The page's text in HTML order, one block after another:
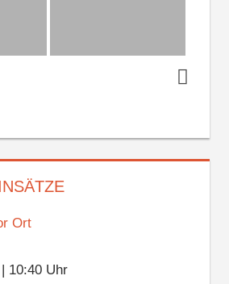
Ort
10:40 Uhr